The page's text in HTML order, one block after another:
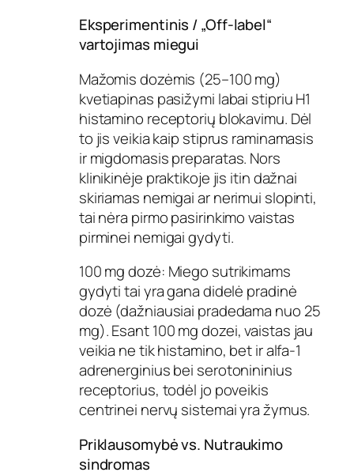
Eksperimentinis / „Off-label“
vartojimas miegui
Mažomis dozėmis (25–100 mg)
kvetiapinas pasižymi labai stipriu H1
histamino receptorių blokavimu. Dėl
to jis veikia kaip stiprus raminamasis
ir migdomasis preparatas. Nors
klinikinėje praktikoje jis itin dažnai
skiriamas nemigai ar nerimui slopinti,
tai nėra pirmo pasirinkimo vaistas
pirminei nemigai gydyti.
100 mg dozė: Miego sutrikimams
gydyti tai yra gana didelė pradinė
dozė (dažniausiai pradedama nuo 25
mg). Esant 100 mg dozei, vaistas jau
veikia ne tik histamino, bet ir alfa-1
adrenerginius bei serotonininius
receptorius, todėl jo poveikis
centrinei nervų sistemai yra žymus.
Priklausomybė vs. Nutraukimo
sindromas